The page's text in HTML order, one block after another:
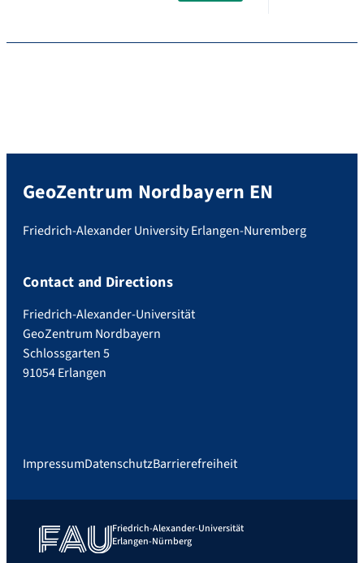
GeoZentrum Nordbayern EN
Friedrich-Alexander University Erlangen-Nuremberg
Contact and Directions
Friedrich-Alexander-Universität
GeoZentrum Nordbayern
Schlossgarten 5
91054 Erlangen
ImpressumDatenschutzBarrierefreiheit
Friedrich-Alexander-Universität
Erlangen-Nürnberg